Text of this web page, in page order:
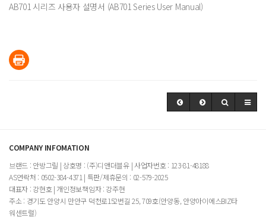
AB701 시리즈 사용자 설명서 (AB701 Series User Manual)
COMPANY INFOMATION
브랜드 : 안방그릴 | 상호명 : (주)디앤더블유 | 사업자번호 : 123-81-48188
AS연락처 : 0502-384-4371 | 특판/제휴문의 : 02-579-2025
대표자 : 강현호 | 개인정보책임자 : 강주현
주소 : 경기도 안양시 만안구 덕천로152번길 25, 709호(안양동, 안양아이에스BIZ타
워센트럴)